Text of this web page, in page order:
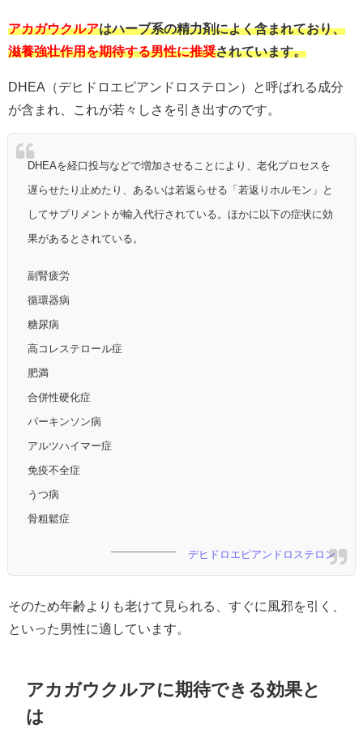
アカガウクルアはハーブ系の精力剤によく含まれており、
滋養強壮作用を期待する男性に推奨されています。
DHEA（デヒドロエピアンドロステロン）と呼ばれる成分
が含まれ、これが若々しさを引き出すのです。
DHEAを経口投与などで増加させることにより、老化プロセスを
遅らせたり止めたり、あるいは若返らせる「若返りホルモン」と
してサプリメントが輸入代行されている。ほかに以下の症状に効
果があるとされている。
副腎疲労
循環器病
糖尿病
高コレステロール症
肥満
合併性硬化症
パーキンソン病
アルツハイマー症
免疫不全症
うつ病
骨粗鬆症
デヒドロエピアンドロステロン
そのため年齢よりも老けて見られる、すぐに風邪を引く、
といった男性に適しています。
アカガウクルアに期待できる効果と
は